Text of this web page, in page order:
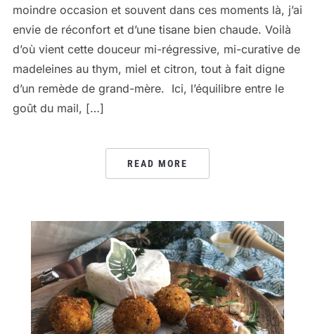
moindre occasion et souvent dans ces moments là, j’ai
envie de réconfort et d’une tisane bien chaude. Voilà
d’où vient cette douceur mi-régressive, mi-curative de
madeleines au thym, miel et citron, tout à fait digne
d’un remède de grand-mère. Ici, l’équilibre entre le
goût du mail, […]
READ MORE